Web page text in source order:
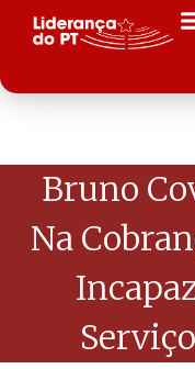
Bruno
Na